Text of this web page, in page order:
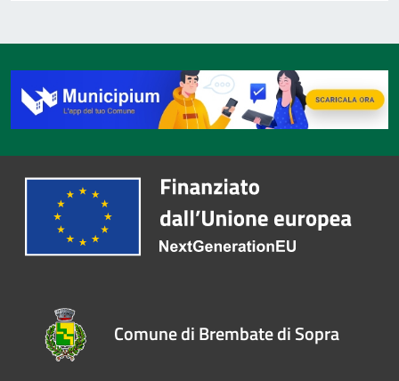
Comune di Brembate di Sopra